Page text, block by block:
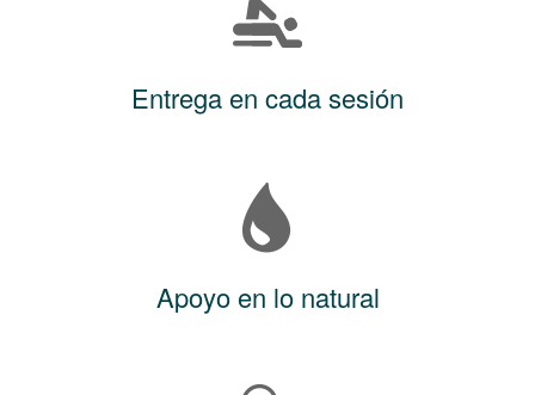
Entrega en cada sesión
Apoyo en lo natural